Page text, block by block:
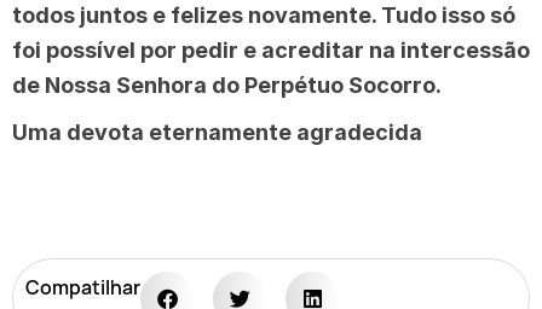
todos juntos e felizes novamente. Tudo isso só
foi possível por pedir e acreditar na intercessão
de Nossa Senhora do Perpétuo Socorro.
Uma devota eternamente agradecida
Compatilhar